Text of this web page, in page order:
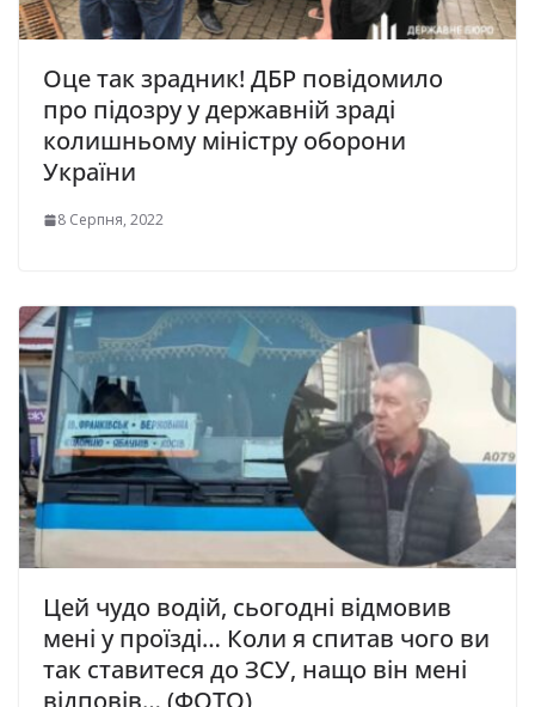
Оце так зрадник! ДБР повідомило
про підозру у державній зраді
колишньому міністру оборони
України
8 Серпня, 2022
Цей чудо водій, сьогодні відмовив
мені у проїзді… Коли я спитав чого ви
так ставитеся до ЗСУ, нащо він мені
відповів… (ФОТО)